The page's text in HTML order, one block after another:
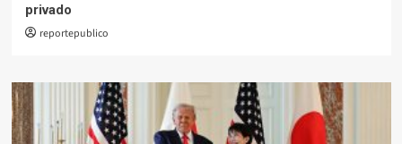
privado
reportepublico